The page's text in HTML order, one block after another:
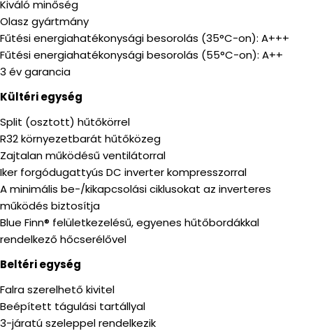
Kiváló minőség
Olasz gyártmány
Fűtési energiahatékonysági besorolás (35°C-on): A+++
Fűtési energiahatékonysági besorolás (55°C-on): A++
3 év garancia
Kültéri egység
Split (osztott) hűtőkörrel
R32 környezetbarát hűtőközeg
Zajtalan működésű ventilátorral
Iker forgódugattyús DC inverter kompresszorral
A minimális be-/kikapcsolási ciklusokat az inverteres
működés biztosítja
Blue Finn® felületkezelésű, egyenes hűtőbordákkal
rendelkező hőcserélővel
Beltéri egység
Falra szerelhető kivitel
Beépített tágulási tartállyal
3-járatú szeleppel rendelkezik